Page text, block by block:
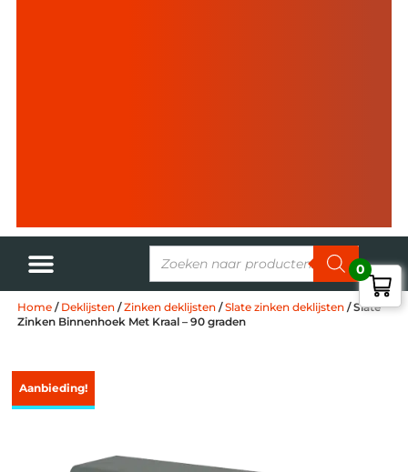
Home/ Deklijsten/Zinken deklijsten/Slate zinken deklijsten/ Slate
Zinken Binnenhoek Met Kraal – 90 graden
Aanbieding!
0